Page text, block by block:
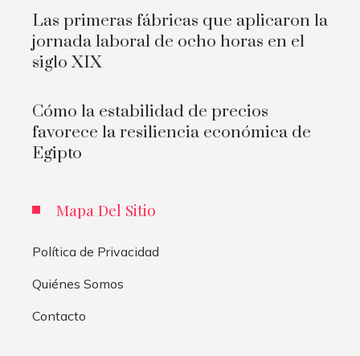
Las primeras fábricas que aplicaron la
jornada laboral de ocho horas en el
siglo XIX
Cómo la estabilidad de precios
favorece la resiliencia económica de
Egipto
Mapa Del Sitio
Política de Privacidad
Quiénes Somos
Contacto